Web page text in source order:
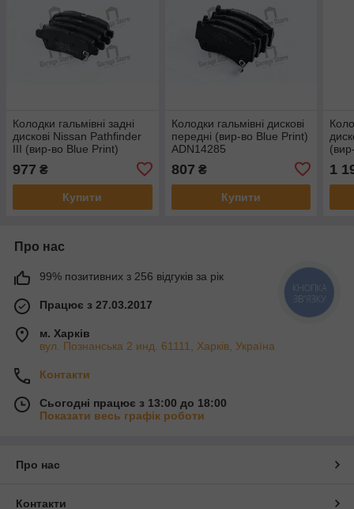
Колодки гальмівні задні
дискові Nissan Pathfinder
III (вир-во Blue Print)
977 ₴
Купити
Колодки гальмівні дискові
передні (вир-во Blue Print)
ADN14285
807 ₴
Купити
1
Про нас
99% позитивних з 256 відгуків за рік
Працює з 27.03.2017
м. Харків
вул. Познанська 2 инд. 61111, Харків, Україна
Контакти
Сьогодні працює з 13:00 до 18:00
Показати весь графік роботи
Про нас
Контакти
КНОПКА
ЗВ'ЯЗКУ